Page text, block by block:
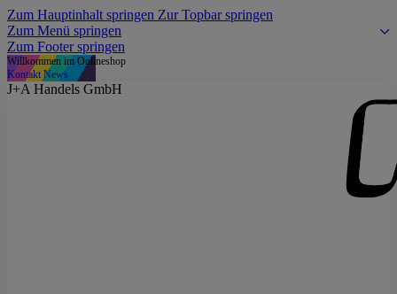
Zum Hauptinhalt springen Zur Topbar springen
Zum Menü springen
Zum Footer springen
Willkommen im Onlineshop
Kontakt News
J+A Handels GmbH